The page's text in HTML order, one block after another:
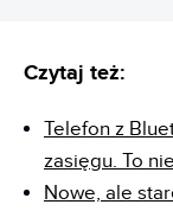
Czytaj też:
Telefon z
zasięgu. To
Nowe, ale